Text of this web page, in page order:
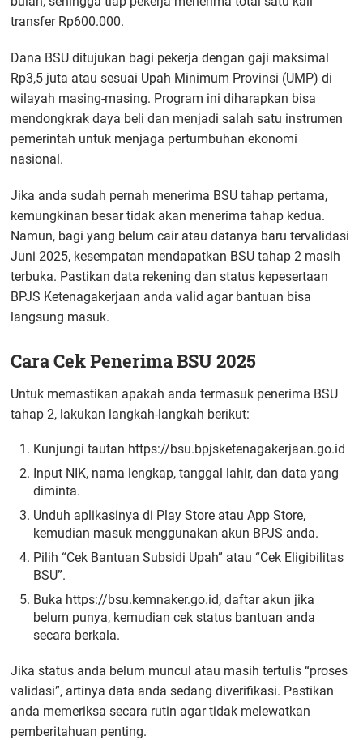
transfer Rp600.000.
Dana BSU ditujukan bagi pekerja dengan gaji maksimal
Rp3,5 juta atau sesuai Upah Minimum Provinsi (UMP) di
wilayah masing-masing. Program ini diharapkan bisa
mendongkrak daya beli dan menjadi salah satu instrumen
pemerintah untuk menjaga pertumbuhan ekonomi
nasional.
Jika anda sudah pernah menerima BSU tahap pertama,
kemungkinan besar tidak akan menerima tahap kedua.
Namun, bagi yang belum cair atau datanya baru tervalidasi
Juni 2025, kesempatan mendapatkan BSU tahap 2 masih
terbuka. Pastikan data rekening dan status kepesertaan
BPJS Ketenagakerjaan anda valid agar bantuan bisa
langsung masuk.
Cara Cek Penerima BSU 2025
Untuk memastikan apakah anda termasuk penerima BSU
tahap 2, lakukan langkah-langkah berikut:
Kunjungi tautan https://bsu.bpjsketenagakerjaan.go.id
Input NIK, nama lengkap, tanggal lahir, dan data yang
diminta.
Unduh aplikasinya di Play Store atau App Store,
kemudian masuk menggunakan akun BPJS anda.
Pilih “Cek Bantuan Subsidi Upah” atau “Cek Eligibilitas
BSU”.
Buka https://bsu.kemnaker.go.id, daftar akun jika
belum punya, kemudian cek status bantuan anda
secara berkala.
Jika status anda belum muncul atau masih tertulis “proses
validasi”, artinya data anda sedang diverifikasi. Pastikan
anda memeriksa secara rutin agar tidak melewatkan
pemberitahuan penting.